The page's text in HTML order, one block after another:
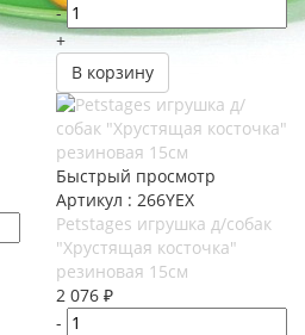
-
+
В корзину
Быстрый просмотр
Артикул : 266YEX
Petstages игрушка д/собак
"Хрустящая косточка"
резиновая 15см
2 076 ₽
-